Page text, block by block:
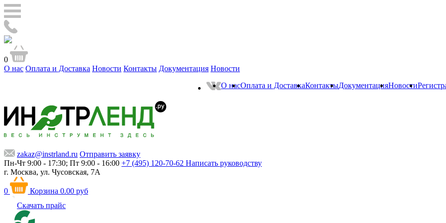
0
О нас Оплата и Доставка Новости Контакты Документация Новости
О насОплата и ДоставкаКонтактыДокументацияНовости
zakaz@instrland.ru Отправить заявку
Пн-Чт 9:00 - 17:30; Пт 9:00 - 16:00 +7 (495) 120-70-62 Написать руководству
г. Москва, ул. Чусовская, 7А
0 Корзина 0.00 руб
Скачать прайс